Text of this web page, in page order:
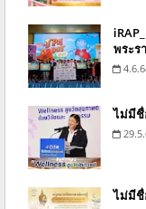
พระร
ไม่มี
ไม่มี